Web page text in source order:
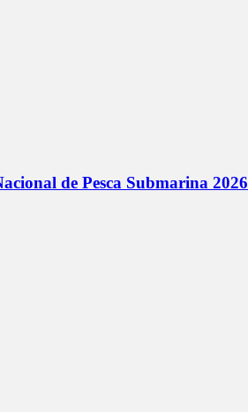
de Pesca Submarina 2026